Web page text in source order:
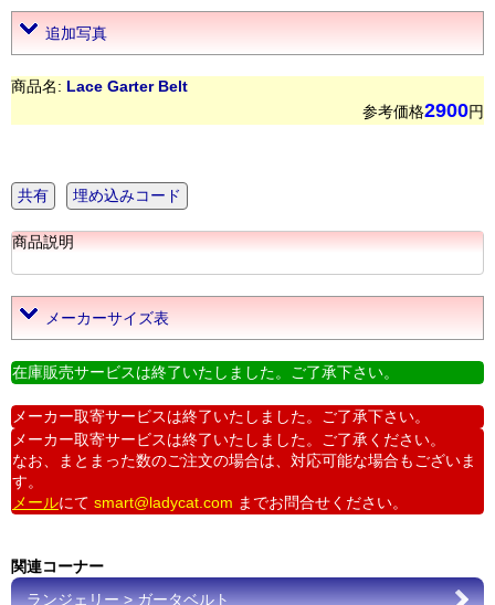
追加写真
商品名: Lace Garter Belt
参考価格2900円
共有 埋め込みコード
商品説明
メーカーサイズ表
在庫販売サービスは終了いたしました。ご了承下さい。
メーカー取寄サービスは終了いたしました。ご了承下さい。
メーカー取寄サービスは終了いたしました。ご了承ください。
なお、まとまった数のご注文の場合は、対応可能な場合もございま
す。
メールにて smart@ladycat.com までお問合せください。
関連コーナー
ランジェリー > ガータベルト